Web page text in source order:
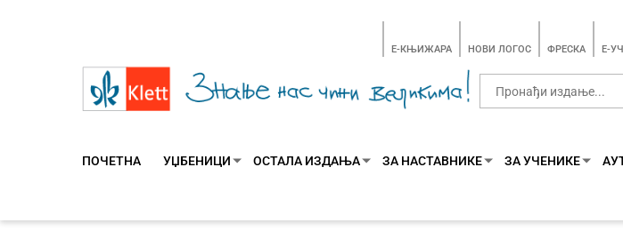
E-КЊИЖАРА НОВИ ЛОГОС ФРЕСКА E-
ПОЧЕТНА УЏБЕНИЦИ ОСТАЛА ИЗДАЊА ЗА НАСТАВНИКЕ ЗА УЧЕНИКЕ